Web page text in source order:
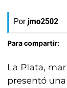
Por jmo2502
Para compartir:
La Plata,
presentó una